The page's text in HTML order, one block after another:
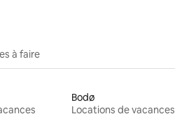
à faire
Bodø
Locations de vacances